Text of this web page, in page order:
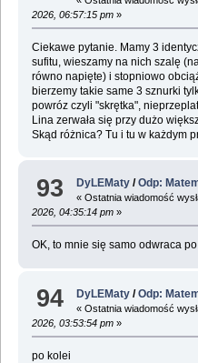
2026, 06:57:15 pm»
Ciekawe pytanie. Mamy 3
sufitu, wieszamy na nich szalę
równo napięte) i stopniowo
bierzemy takie same 3 sznurki
powróz czyli "skrętka",
Lina zerwała się przy dużo
Skąd różnica? Tu i tu w każdym
93 DyLEMaty /Odp:
« Ostatnia wiadomość
2026, 04:35:14 pm»
OK, to mnie się samo odwraca
94 DyLEMaty /Odp:
« Ostatnia wiadomość
2026, 03:53:54 pm»
po kolei